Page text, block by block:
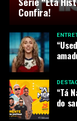
Confira!
“Tá
do